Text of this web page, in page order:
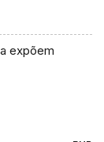
expõem